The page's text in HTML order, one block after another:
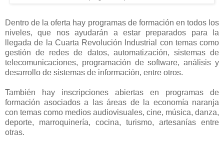
Dentro de la oferta hay programas de formación en todos los
niveles, que nos ayudarán a estar preparados para la
llegada de la Cuarta Revolución Industrial con temas como
gestión de redes de datos, automatización, sistemas de
telecomunicaciones, programación de software, análisis y
desarrollo de sistemas de información, entre otros.
También hay inscripciones abiertas en programas de
formación asociados a las áreas de la economía naranja
con temas como medios audiovisuales, cine, música, danza,
deporte, marroquinería, cocina, turismo, artesanías entre
otras.